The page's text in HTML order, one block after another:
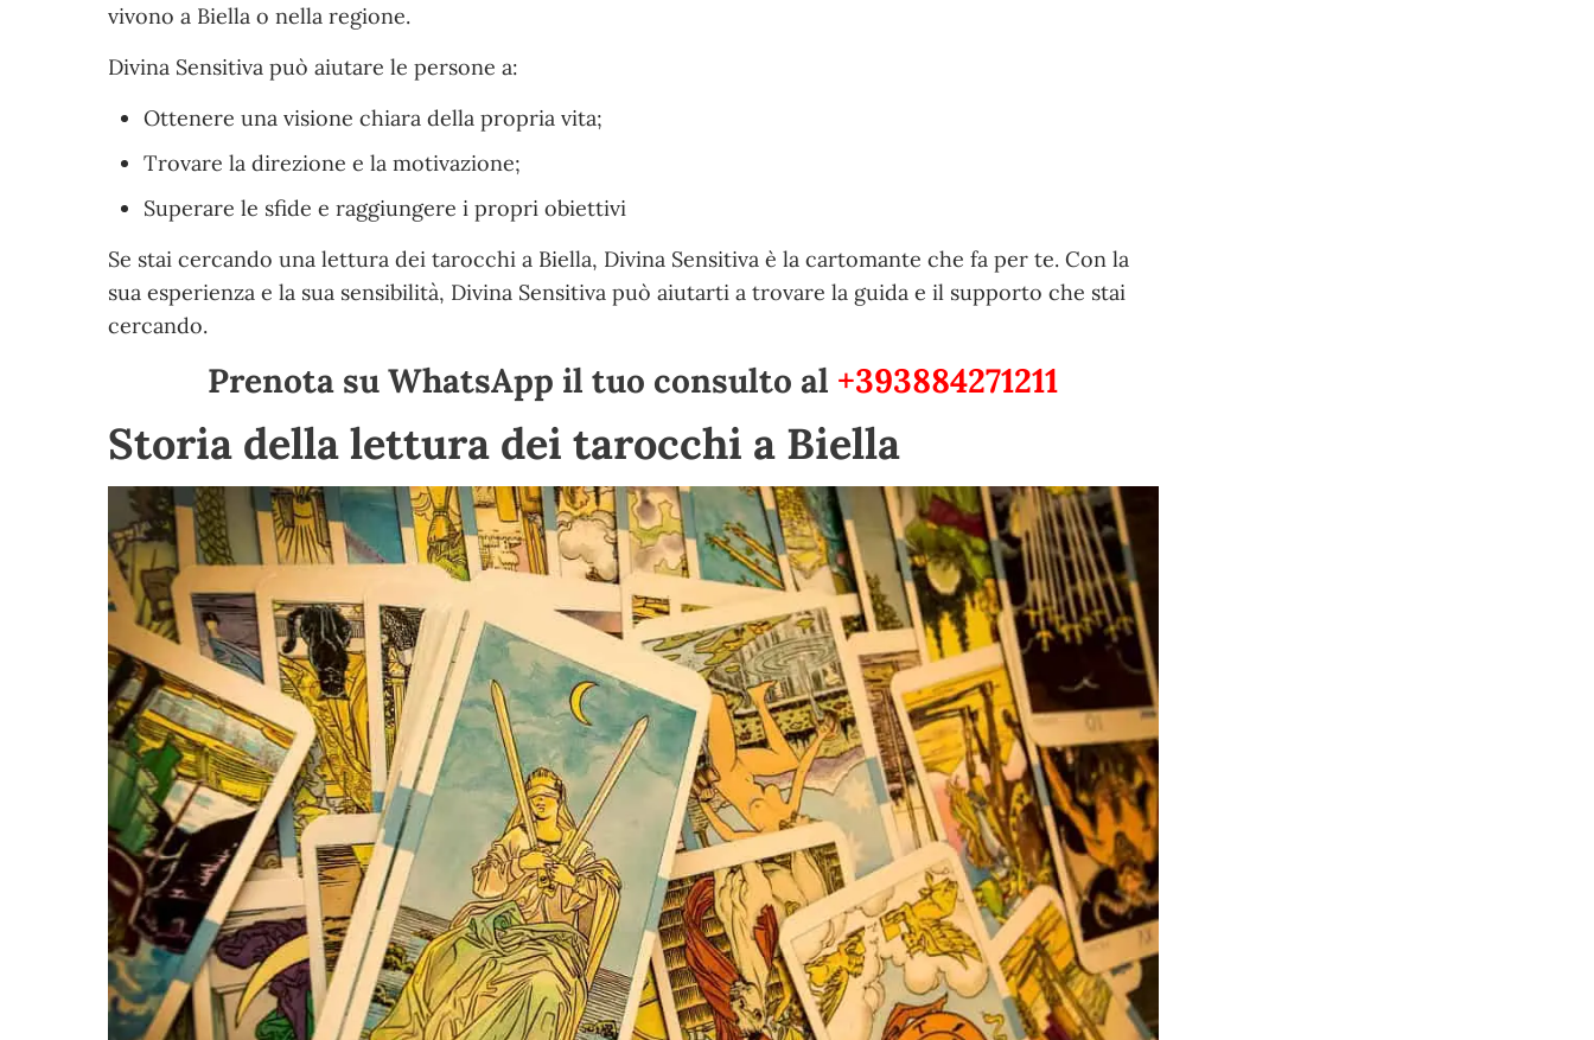
vivono a Biella o nella regione.
Divina Sensitiva può aiutare le persone a:
Ottenere una visione chiara della propria vita;
Trovare la direzione e la motivazione;
Superare le sfide e raggiungere i propri obiettivi
Se stai cercando una lettura dei tarocchi a Biella, Divina Sensitiva è la cartomante che fa per te. Con la
sua esperienza e la sua sensibilità, Divina Sensitiva può aiutarti a trovare la guida e il supporto che stai
cercando.
Prenota su WhatsApp il tuo consulto al +393884271211
Storia della lettura dei tarocchi a Biella